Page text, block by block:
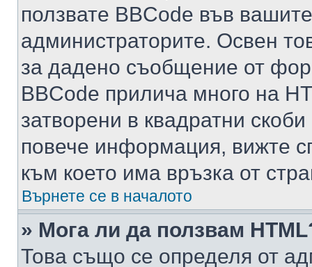
ползвате BBCode във
администраторите. Освен
за дадено съобщение от
BBCode прилича много на
затворени в квадратни
повече информация, вижте
към което има връзка от
Върнете се в началото
» Мога ли да ползвам
Това също се определя от